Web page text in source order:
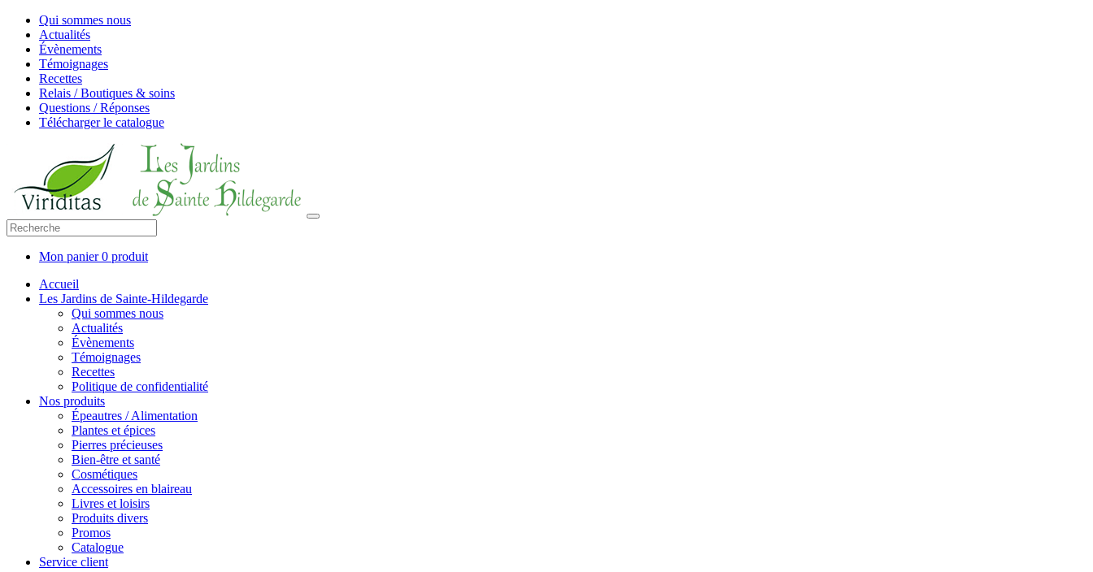
Qui sommes nous
Actualités
Évènements
Témoignages
Recettes
Relais / Boutiques & soins
Questions / Réponses
Télécharger le catalogue
Mon panier0 produit
Accueil
Les Jardins de Sainte-Hildegarde
Qui sommes nous
Actualités
Évènements
Témoignages
Recettes
Politique de confidentialité
Nos produits
Épeautres / Alimentation
Plantes et épices
Pierres précieuses
Bien-être et santé
Cosmétiques
Accessoires en blaireau
Livres et loisirs
Produits divers
Promos
Catalogue
Service client